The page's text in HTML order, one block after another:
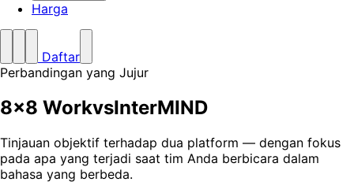
Harga
Daftar
Perbandingan yang Jujur
8x8 WorkvsInterMIND
Tinjauan objektif terhadap dua platform — dengan fokus
pada apa yang terjadi saat tim Anda berbicara dalam
bahasa yang berbeda.